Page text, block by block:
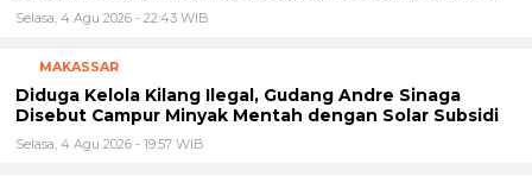
Selasa, 4 Agu 2026 - 22:43 WIB
MAKASSAR
Diduga Kelola Kilang Ilegal, Gudang Andre Sinaga
Disebut Campur Minyak Mentah dengan Solar Subsidi
Selasa, 4 Agu 2026 - 19:57 WIB